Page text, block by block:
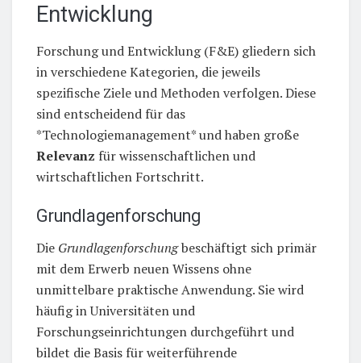
Entwicklung
Forschung und Entwicklung (F&E) gliedern sich
in verschiedene Kategorien, die jeweils
spezifische Ziele und Methoden verfolgen. Diese
sind entscheidend für das
*Technologiemanagement* und haben große
Relevanz für wissenschaftlichen und
wirtschaftlichen Fortschritt.
Grundlagenforschung
Die Grundlagenforschungbeschäftigt sich primär
mit dem Erwerb neuen Wissens ohne
unmittelbare praktische Anwendung. Sie wird
häufig in Universitäten und
Forschungseinrichtungen durchgeführt und
bildet die Basis für weiterführende